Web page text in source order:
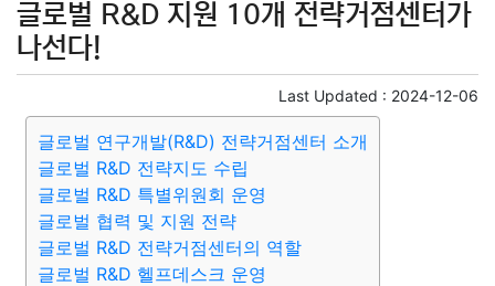
질병 가요 방송 일상 주식 암호화폐 블록체인
미용 증권 인테리어
요리 상품리뷰 원예 금융 게임 스포츠
대출 자동차 취미 여행 맛집
종교 사회 정치 건강 의료
글로벌 R&D 지원 10개 전략거점센터가
나선다!
Last Updated : 2024-12-06
글로벌 연구개발(R&D) 전략거점센터 소개
글로벌 R&D 전략지도 수립
글로벌 R&D 특별위원회 운영
글로벌 협력 및 지원 전략
글로벌 R&D 전략거점센터의 역할
글로벌 R&D 헬프데스크 운영